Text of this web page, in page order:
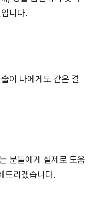
니다.
이 나에게도 같은 결
분들에게 실제로 도움
드리겠습니다.